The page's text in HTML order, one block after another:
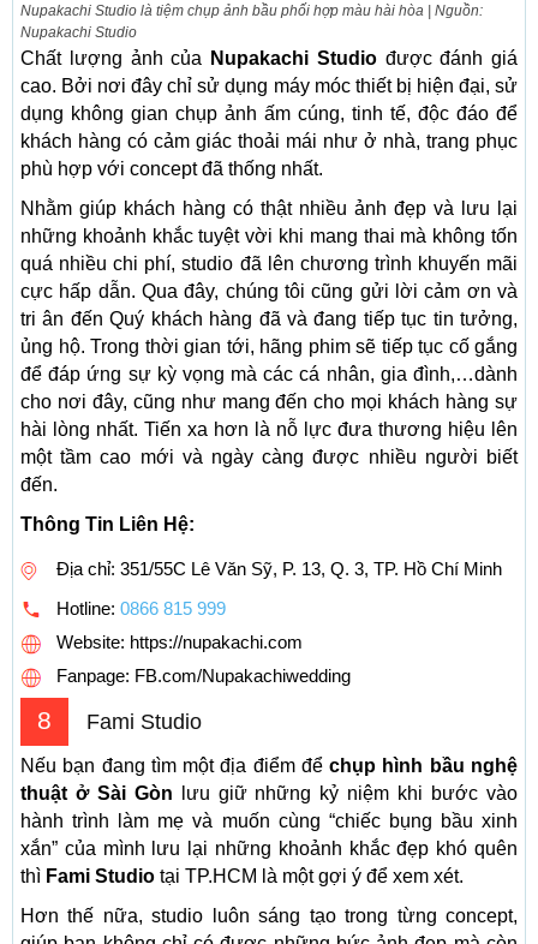
Nupakachi Studio là tiệm chụp ảnh bầu phối hợp màu hài hòa | Nguồn:
Nupakachi Studio
Chất lượng ảnh của Nupakachi Studiođược đánh giá
cao. Bởi nơi đây chỉ sử dụng máy móc thiết bị hiện đại, sử
dụng không gian chụp ảnh ấm cúng, tinh tế, độc đáo để
khách hàng có cảm giác thoải mái như ở nhà, trang phục
phù hợp với concept đã thống nhất.
Nhằm giúp khách hàng có thật nhiều ảnh đẹp và lưu lại
những khoảnh khắc tuyệt vời khi mang thai mà không tốn
quá nhiều chi phí, studio đã lên chương trình khuyến mãi
cực hấp dẫn. Qua đây, chúng tôi cũng gửi lời cảm ơn và
tri ân đến Quý khách hàng đã và đang tiếp tục tin tưởng,
ủng hộ. Trong thời gian tới, hãng phim sẽ tiếp tục cố gắng
để đáp ứng sự kỳ vọng mà các cá nhân, gia đình,…dành
cho nơi đây, cũng như mang đến cho mọi khách hàng sự
hài lòng nhất. Tiến xa hơn là nỗ lực đưa thương hiệu lên
một tầm cao mới và ngày càng được nhiều người biết
đến.
Thông Tin Liên Hệ:
Địa chỉ: 351/55C Lê Văn Sỹ, P. 13, Q. 3, TP. Hồ Chí Minh
Hotline: 0866 815 999
Website: https://nupakachi.com
Fanpage: FB.com/Nupakachiwedding
8 Fami Studio
Nếu bạn đang tìm một địa điểm đểchụp hình bầu nghệ
thuật ở Sài Gòn lưu giữ những kỷ niệm khi bước vào
hành trình làm mẹ và muốn cùng “chiếc bụng bầu xinh
xắn” của mình lưu lại những khoảnh khắc đẹp khó quên
thì Fami Studio tại TP.HCM là một gợi ý để xem xét.
Hơn thế nữa, studio luôn sáng tạo trong từng concept,